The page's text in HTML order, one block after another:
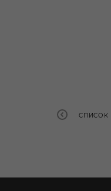
СПИСОК